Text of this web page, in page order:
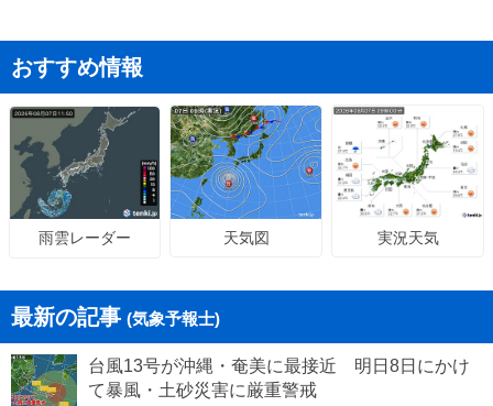
おすすめ情報
雨雲レーダー 天気図 実況天気
最新の記事 (気象予報士)
台風13号が沖縄・奄美に最接近 明日8日にかけ
て暴風・土砂災害に厳重警戒